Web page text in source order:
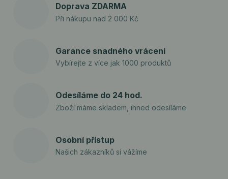
Doprava ZDARMA
Při nákupu nad 2 000 Kč
Garance snadného vrácení
Vybírejte z více jak 1000 produktů
Odesíláme do 24 hod.
Zboží máme skladem, ihned odesíláme
Osobní přístup
Našich zákazníků si vážíme